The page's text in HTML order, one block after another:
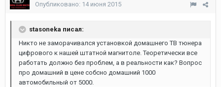
Опубликовано: 14 июня 2015
stasoneka писал:
Никто не заморачивался установкой домашнего ТВ тюнера
цифрового к нашей штатной магнитоле. Теоретически все
работать должно без проблем, а в реальности как? Вопрос
про домашний в цене собсно домашний 1000
автомобильный от 5000.